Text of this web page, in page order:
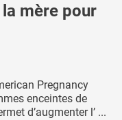
mère pour
Pregnancy
enceintes de
d’augmenter l’ ...